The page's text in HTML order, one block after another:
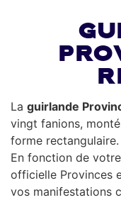
La guirlande
vingt fanions,
forme rectangulaire.
En fonction de
officielle Provinces
vos manifestations